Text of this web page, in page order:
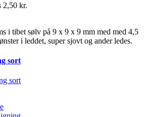
2,50 kr.
i tibet sølv på 9 x 9 x 9 mm med med 4,5
i leddet, super sjovt og ander ledes.
sort